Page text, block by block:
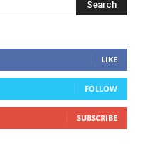
LIKE
FOLLOW
SUBSCRIBE